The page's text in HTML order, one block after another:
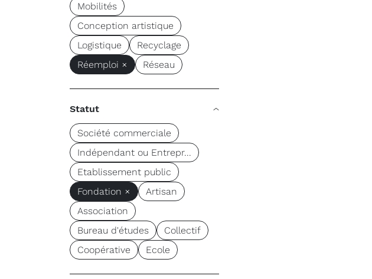
Mobilités
Conception artistique
Logistique
Recyclage
Réemploi ×
Réseau
Statut
Société commerciale
Indépendant ou Entrepr...
Etablissement public
Fondation ×
Artisan
Association
Bureau d'études
Collectif
Coopérative
Ecole